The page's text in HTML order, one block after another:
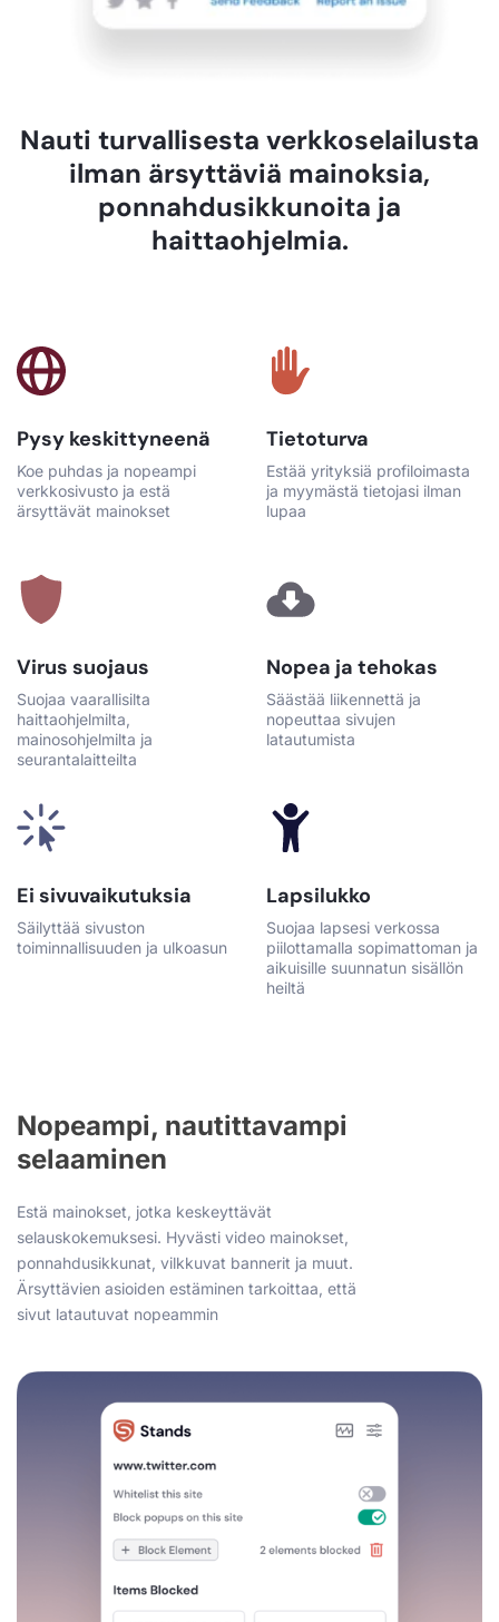
Nauti turvallisesta verkkoselailusta
ilman ärsyttäviä mainoksia,
ponnahdusikkunoita ja
haittaohjelmia.
Pysy keskittyneenä
Koe puhdas ja nopeampi
verkkosivusto ja estä
ärsyttävät mainokset
Tietoturva
Estää yrityksiä profiloimasta
ja myymästä tietojasi ilman
lupaa
Virus suojaus
Suojaa vaarallisilta
haittaohjelmilta,
mainosohjelmilta ja
seurantalaitteilta
Nopea ja tehokas
Säästää liikennettä ja
nopeuttaa sivujen
latautumista
Ei sivuvaikutuksia
Säilyttää sivuston
toiminnallisuuden ja ulkoasun
Lapsilukko
Suojaa lapsesi verkossa
piilottamalla sopimattoman ja
aikuisille suunnatun sisällön
heiltä
Nopeampi, nautittavampi
selaaminen
Estä mainokset, jotka keskeyttävät
selauskokemuksesi. Hyvästi video mainokset,
ponnahdusikkunat, vilkkuvat bannerit ja muut.
Ärsyttävien asioiden estäminen tarkoittaa, että
sivut latautuvat nopeammin